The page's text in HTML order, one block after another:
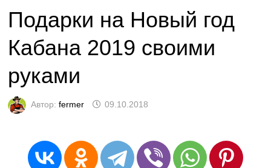
Подарки на Новый год
Кабана 2019 своими
руками
Автор: fermer 09.10.2018